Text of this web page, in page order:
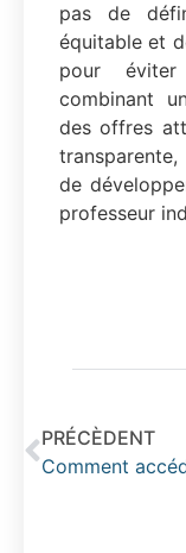
pas de
équitable et
pour
combinant
des offres
de
professeur
PRÉCÈDENT